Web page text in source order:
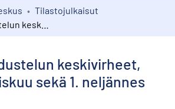
Tilastojulkaisut
keskivirheet,
sekä 1. neljännes